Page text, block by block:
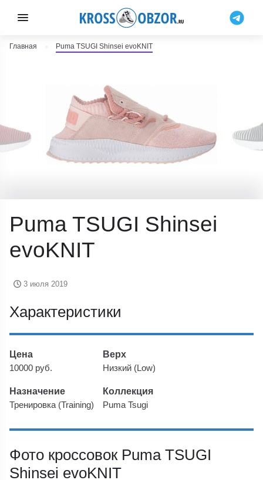
Главная Puma TSUGI Shinsei evoKNIT
Puma TSUGI Shinsei
evoKNIT
3 июля 2019
Характеристики
Цена
10000 руб.
Верх
Низкий (Low)
Назначение
Тренировка (Training)
Коллекция
Puma Tsugi
Фото кроссовок Puma TSUGI
Shinsei evoKNIT